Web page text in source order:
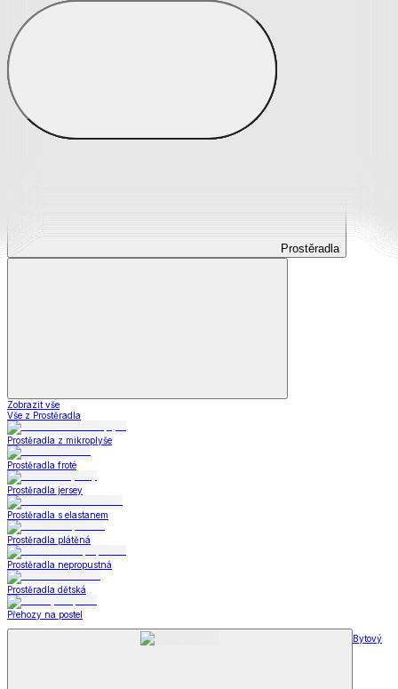
Prostěradla
Prostěradla
Zobrazit vše
Vše z Prostěradla
Prostěradla z mikroplyše
Prostěradla froté
Prostěradla jersey
Prostěradla s elastanem
Prostěradla plátěná
Prostěradla nepropustná
Prostěradla dětská
Přehozy na postel
Bytový